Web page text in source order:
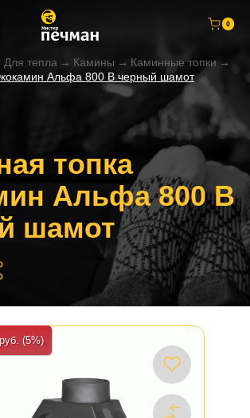
0
Для тепла → Камины → Каминные топки →
Альфа 800 B черный шамот
топка
Альфа 800 B
шамот
(5%)